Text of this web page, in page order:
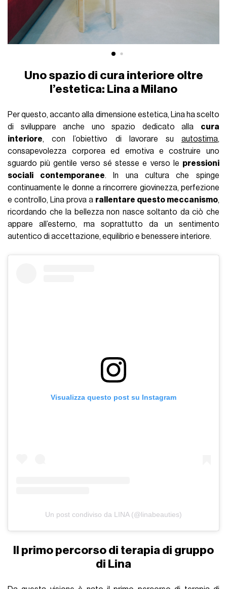
Uno spazio di cura interiore oltre
l’estetica: Lina a Milano
Per questo, accanto alla dimensione estetica, Lina ha scelto
di sviluppare anche uno spazio dedicato alla cura
interiore, con l’obiettivo di lavorare su autostima,
consapevolezza corporea ed emotiva e costruire uno
sguardo più gentile verso sé stesse e verso le pressioni
sociali contemporanee. In una cultura che spinge
continuamente le donne a rincorrere giovinezza, perfezione
e controllo, Lina prova a rallentare questo meccanismo,
ricordando che la bellezza non nasce soltanto da ciò che
appare all’esterno, ma soprattutto da un sentimento
autentico di accettazione, equilibrio e benessere interiore.
Visualizza questo post su Instagram
Un post condiviso da LINA (@linabeauties)
Il primo percorso di terapia di gruppo
di Lina